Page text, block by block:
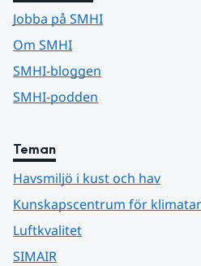
Jobba på SMHI
Om SMHI
SMHI-bloggen
SMHI-podden
Teman
Havsmiljö i kust och hav
Kunskapscentrum för
Luftkvalitet
SIMAIR